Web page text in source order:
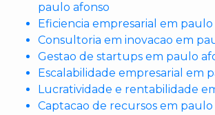
paulo afonso
Eficiencia empresarial em paulo
Consultoria em inovacao em
Gestao de startups em paulo
Escalabilidade empresarial em
Lucratividade e rentabilidade
Captacao de recursos em paulo